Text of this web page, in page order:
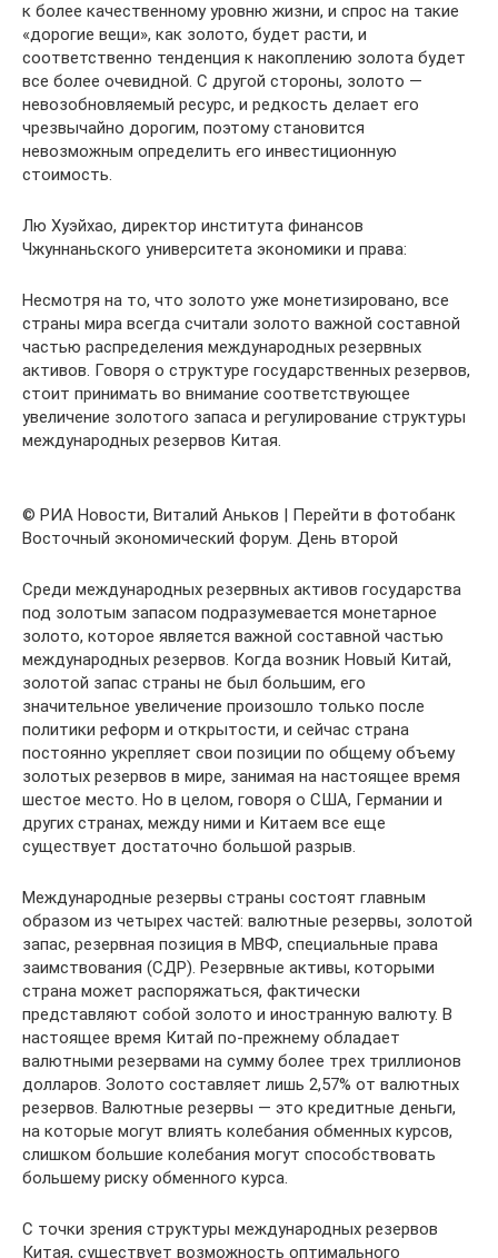
к более качественному уровню жизни, и спрос на такие
«дорогие вещи», как золото, будет расти, и
соответственно тенденция к накоплению золота будет
все более очевидной. С другой стороны, золото —
невозобновляемый ресурс, и редкость делает его
чрезвычайно дорогим, поэтому становится
невозможным определить его инвестиционную
стоимость.
Лю Хуэйхао, директор института финансов
Чжуннаньского университета экономики и права:
Несмотря на то, что золото уже монетизировано, все
страны мира всегда считали золото важной составной
частью распределения международных резервных
активов. Говоря о структуре государственных резервов,
стоит принимать во внимание соответствующее
увеличение золотого запаса и регулирование структуры
международных резервов Китая.
© РИА Новости, Виталий Аньков | Перейти в фотобанк
Восточный экономический форум. День второй
Среди международных резервных активов государства
под золотым запасом подразумевается монетарное
золото, которое является важной составной частью
международных резервов. Когда возник Новый Китай,
золотой запас страны не был большим, его
значительное увеличение произошло только после
политики реформ и открытости, и сейчас страна
постоянно укрепляет свои позиции по общему объему
золотых резервов в мире, занимая на настоящее время
шестое место. Но в целом, говоря о США, Германии и
других странах, между ними и Китаем все еще
существует достаточно большой разрыв.
Международные резервы страны состоят главным
образом из четырех частей: валютные резервы, золотой
запас, резервная позиция в МВФ, специальные права
заимствования (СДР). Резервные активы, которыми
страна может распоряжаться, фактически
представляют собой золото и иностранную валюту. В
настоящее время Китай по-прежнему обладает
валютными резервами на сумму более трех триллионов
долларов. Золото составляет лишь 2,57% от валютных
резервов. Валютные резервы — это кредитные деньги,
на которые могут влиять колебания обменных курсов,
слишком большие колебания могут способствовать
большему риску обменного курса.
С точки зрения структуры международных резервов
Китая, существует возможность оптимального